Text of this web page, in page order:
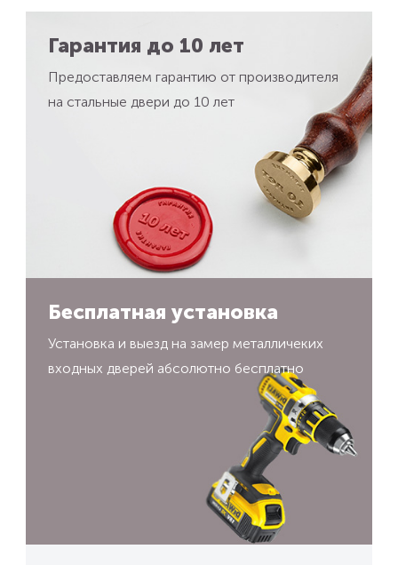
Гарантия до 10 лет
Предоставляем гарантию от производителя
на стальные двери до 10 лет
Бесплатная установка
Установка и выезд на замер металличеких
входных дверей абсолютно бесплатно